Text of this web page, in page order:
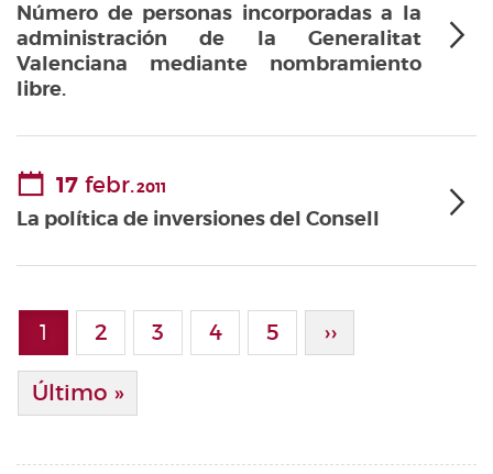
Número de personas incorporadas a la
administración de la Generalitat
Valenciana mediante nombramiento
libre.
17 febr.2011
La política de inversiones del Consell
Paginación
Página actual
1 Page
2 Page
3 Page
4 Page
5 Siguiente
››
Última Página
Último »